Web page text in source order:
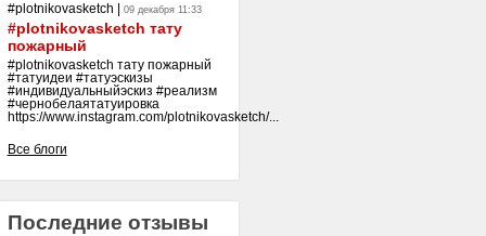
#plotnikovasketch 09 декабря 11:33
#plotnikovasketch тату
пожарный
#plotnikovasketch тату пожарный
#татуидеи #татуэскизы
#индивидуальныйэскиз #реализм
#чернобелаятатуировка
https://www.instagram.com/plotnikovasketch/...
Все блоги
Последние отзывы